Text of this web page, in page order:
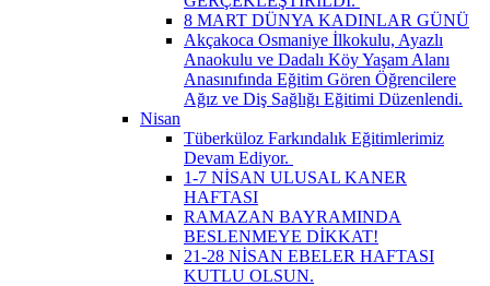
8 MART DÜNYA KADINLAR GÜNÜ
Akçakoca Osmaniye İlkokulu, Ayazlı
Anaokulu ve Dadalı Köy Yaşam Alanı
Anasınıfında Eğitim Gören Öğrencilere
Ağız ve Diş Sağlığı Eğitimi Düzenlendi.
Nisan
Tüberküloz Farkındalık Eğitimlerimiz
Devam Ediyor. ​
1-7 NİSAN ULUSAL KANER
HAFTASI
RAMAZAN BAYRAMINDA
BESLENMEYE DİKKAT!
21-28 NİSAN EBELER HAFTASI
KUTLU OLSUN.